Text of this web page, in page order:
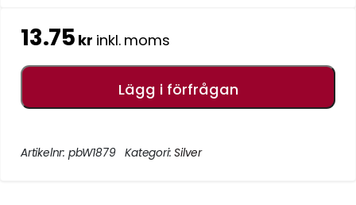
13.75 kr inkl. moms
Lägg i förfrågan
Artikelnr: pbW1879 Kategori:Silver